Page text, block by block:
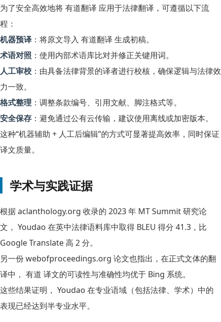
为了安全高效地将 有道翻译 应用于法律翻译，可遵循以下流
程：
机器预译 ：将原文导入 有道翻译 生成初稿。
术语对照 ：使用内部术语库比对并修正关键用词。
人工审校 ：由具备法律背景的译者进行校核，确保逻辑与法律效
力一致。
格式整理 ：调整条款编号、引用文献、脚注格式等。
安全保存 ：避免通过公有云传输，建议使用离线或加密版本。
这种“机器辅助 + 人工后编辑”的方式可显著提高效率，同时保证
译文质量。
学术与实践证据
根据 aclanthology.org 收录的 2023 年 MT Summit 研究论
文， Youdao 在英中法律语料库中取得 BLEU 得分 41.3，比
Google Translate 高 2 分。
另一份 webofproceedings.org 论文也指出，在正式文体的翻
译中， 有道 译文的可读性与准确性均优于 Bing 系统。
这些结果证明， Youdao 在专业语域（包括法律、学术）中的
表现已经达到半专业水平。